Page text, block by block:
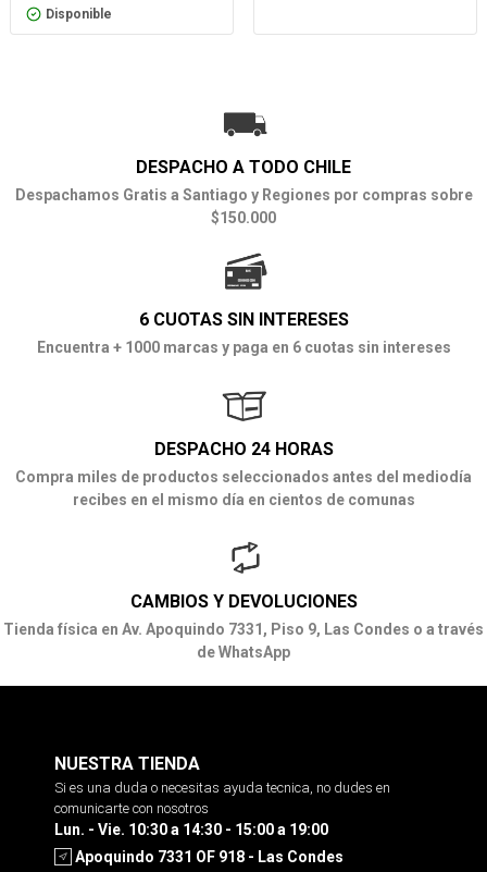
Disponible
DESPACHO A TODO CHILE
Despachamos Gratis a Santiago y Regiones por compras sobre
$150.000
6 CUOTAS SIN INTERESES
Encuentra + 1000 marcas y paga en 6 cuotas sin intereses
DESPACHO 24 HORAS
Compra miles de productos seleccionados antes del mediodía
recibes en el mismo día en cientos de comunas
CAMBIOS Y DEVOLUCIONES
Tienda física en Av. Apoquindo 7331, Piso 9, Las Condes o a través
de WhatsApp
NUESTRA TIENDA
Si es una duda o necesitas ayuda tecnica, no dudes en
comunicarte con nosotros
Lun. - Vie. 10:30 a 14:30 - 15:00 a 19:00
Apoquindo 7331 OF 918 - Las Condes